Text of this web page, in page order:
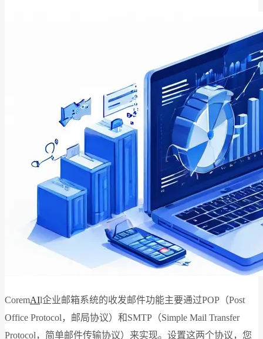
CoremAIl企业邮箱系统的收发邮件功能主要通过POP（Post
Office Protocol，邮局协议）和SMTP（Simple Mail Transfer
Protocol，简单邮件传输协议）来实现。设置这两个协议，您